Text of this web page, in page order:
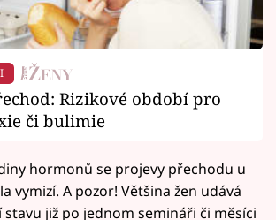
Rizikové období pro
či bulimie
hormonů se projevy přechodu u
vymizí. A pozor! Většina žen udává
stavu již po jednom semináři či měsíci